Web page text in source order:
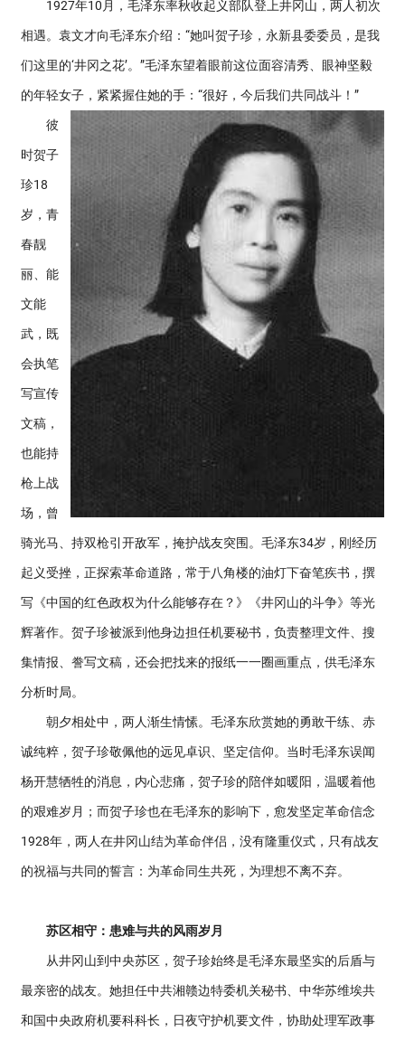
1927年10月，毛泽东率秋收起义部队登上井冈山，两人初次
相遇。袁文才向毛泽东介绍：“她叫贺子珍，永新县委委员，是我
们这里的‘井冈之花’。”毛泽东望着眼前这位面容清秀、眼神坚毅
的年轻女子，紧紧握住她的手：“很好，今后我们共同战斗！”
彼
时贺子
珍18
岁，青
春靓
丽、能
文能
武，既
会执笔
写宣传
文稿，
也能持
枪上战
场，曾
骑光马、持双枪引开敌军，掩护战友突围。毛泽东34岁，刚经历
起义受挫，正探索革命道路，常于八角楼的油灯下奋笔疾书，撰
写《中国的红色政权为什么能够存在？》《井冈山的斗争》等光
辉著作。贺子珍被派到他身边担任机要秘书，负责整理文件、搜
集情报、誊写文稿，还会把找来的报纸一一圈画重点，供毛泽东
分析时局。
朝夕相处中，两人渐生情愫。毛泽东欣赏她的勇敢干练、赤
诚纯粹，贺子珍敬佩他的远见卓识、坚定信仰。当时毛泽东误闻
杨开慧牺牲的消息，内心悲痛，贺子珍的陪伴如暖阳，温暖着他
的艰难岁月；而贺子珍也在毛泽东的影响下，愈发坚定革命信念
1928年，两人在井冈山结为革命伴侣，没有隆重仪式，只有战友
的祝福与共同的誓言：为革命同生共死，为理想不离不弃。
苏区相守：患难与共的风雨岁月
从井冈山到中央苏区，贺子珍始终是毛泽东最坚实的后盾与
最亲密的战友。她担任中共湘赣边特委机关秘书、中华苏维埃共
和国中央政府机要科科长，日夜守护机要文件，协助处理军政事